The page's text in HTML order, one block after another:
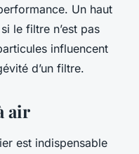
Un haut
le filtre n’est pas
influencent
d’un filtre.
air
est indispensable